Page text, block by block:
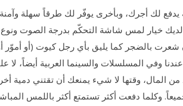
يدفع لك أجرك، وبأخرى يوفّر لك طرقاً سهلة
لديك خيار لمس شاشة التحكّم بدرجة الصوت
شعرت بالضجر كما يليق بأي رجل كيوت (أو أموّر
وفي المسلسلات والسينما العربية أيضاً،
من المال، وقتها لا شيء يمنعك أن تقتني دمية
جميعاً. وكلما دفعت أكثر تستمتع أكثر باللمس